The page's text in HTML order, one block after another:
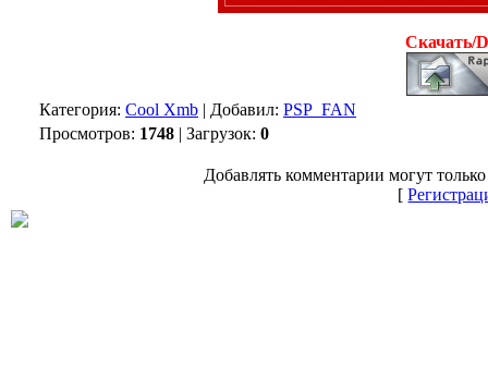
Скачать/
Категория: Cool Xmb | Добавил: PSP_FAN
Просмотров: 1748 | Загрузок: 0
Добавлять комментарии могут
[